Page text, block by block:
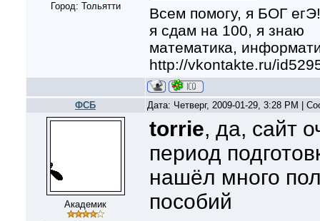
Город: Тольятти
Всем помогу, я БОГ егЭ!
я сдам на 100, я знаю
математика,
http://vkontakte.ru/
ФСБ Дата: Четверг, 2009-01-29, 3:28 PM |
Академик
torrie, да, сайт
период
нашёл много
пособий